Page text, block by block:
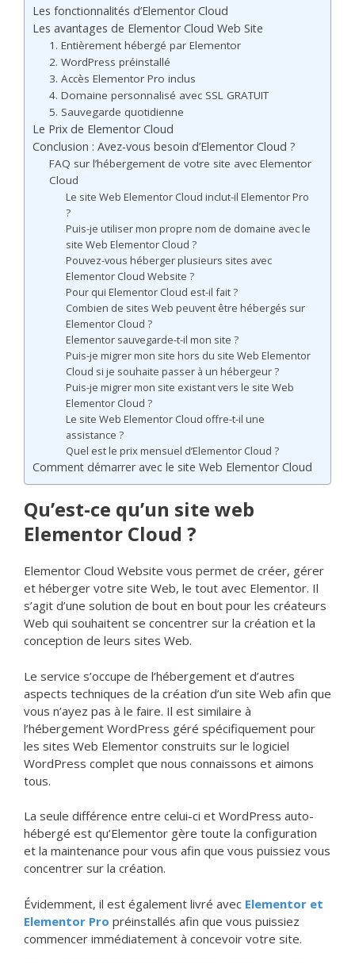
Les fonctionnalités d’Elementor Cloud
Les avantages de Elementor Cloud Web Site
1. Entièrement hébergé par Elementor
2. WordPress préinstallé
3. Accès Elementor Pro inclus
4. Domaine personnalisé avec SSL GRATUIT
5. Sauvegarde quotidienne
Le Prix de Elementor Cloud
Conclusion : Avez-vous besoin d’Elementor Cloud ?
FAQ sur l’hébergement de votre site avec Elementor
Cloud
Le site Web Elementor Cloud inclut-il Elementor Pro
?
Puis-je utiliser mon propre nom de domaine avec le
site Web Elementor Cloud ?
Pouvez-vous héberger plusieurs sites avec
Elementor Cloud Website ?
Pour qui Elementor Cloud est-il fait ?
Combien de sites Web peuvent être hébergés sur
Elementor Cloud ?
Elementor sauvegarde-t-il mon site ?
Puis-je migrer mon site hors du site Web Elementor
Cloud si je souhaite passer à un hébergeur ?
Puis-je migrer mon site existant vers le site Web
Elementor Cloud ?
Le site Web Elementor Cloud offre-t-il une
assistance ?
Quel est le prix mensuel d’Elementor Cloud ?
Comment démarrer avec le site Web Elementor Cloud
Qu’est-ce qu’un site web
Elementor Cloud ?
Elementor Cloud Website vous permet de créer, gérer
et héberger votre site Web, le tout avec Elementor. Il
s’agit d’une solution de bout en bout pour les créateurs
Web qui souhaitent se concentrer sur la création et la
conception de leurs sites Web.
Le service s’occupe de l’hébergement et d’autres
aspects techniques de la création d’un site Web afin que
vous n’ayez pas à le faire. Il est similaire à
l’hébergement WordPress géré spécifiquement pour
les sites Web Elementor construits sur le logiciel
WordPress complet que nous connaissons et aimons
tous.
La seule différence entre celui-ci et WordPress auto-
hébergé est qu’Elementor gère toute la configuration
et la maintenance pour vous afin que vous puissiez vous
concentrer sur la création.
Évidemment, il est également livré avec Elementor et
Elementor Pro préinstallés afin que vous puissiez
commencer immédiatement à concevoir votre site.